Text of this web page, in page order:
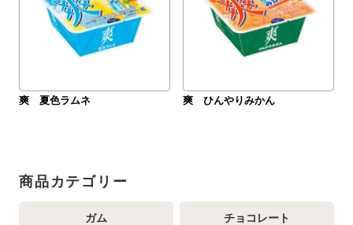
爽 夏色ラムネ 爽 ひんやりみかん
商品カテゴリー
ガム チョコレート